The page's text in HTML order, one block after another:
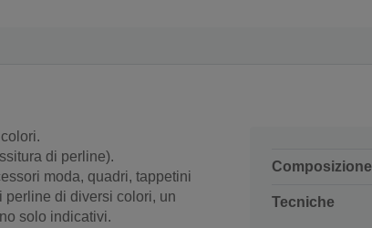
di perline).
moda, quadri, tappetini
di diversi colori, un
solo indicativi.
Composizione
Tecniche